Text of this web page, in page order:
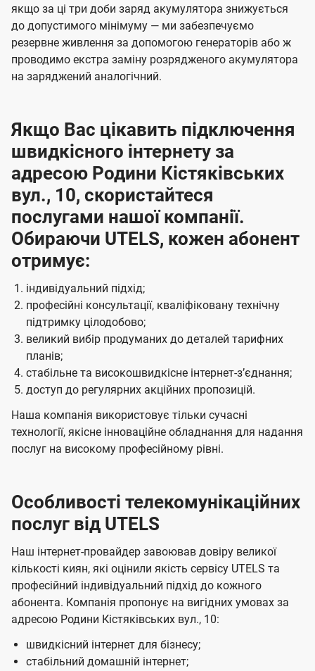
якщо за ці три доби заряд акумулятора знижується
до допустимого мінімуму — ми забезпечуємо
резервне живлення за допомогою генераторів або ж
проводимо екстра заміну розрядженого акумулятора
на заряджений аналогічний.
Якщо Вас цікавить підключення
швидкісного інтернету за
адресою Родини Кістяківських
вул., 10, скористайтеся
послугами нашої компанії.
Обираючи UTELS, кожен абонент
отримує:
індивідуальний підхід;
професійні консультації, кваліфіковану технічну
підтримку цілодобово;
великий вибір продуманих до деталей тарифних
планів;
стабільне та високошвидкісне інтернет-зʼєднання;
доступ до регулярних акційних пропозицій.
Наша компанія використовує тільки сучасні
технології, якісне інноваційне обладнання для надання
послуг на високому професійному рівні.
Особливості телекомунікаційних
послуг від UTELS
Наш інтернет-провайдер завоював довіру великої
кількості киян, які оцінили якість сервісу UTELS та
професійний індивідуальний підхід до кожного
абонента. Компанія пропонує на вигідних умовах за
адресою Родини Кістяківських вул., 10:
швидкісний інтернет для бізнесу;
стабільний домашній інтернет;